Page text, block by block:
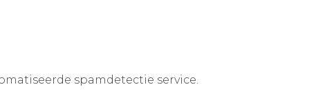
spamdetectie service.